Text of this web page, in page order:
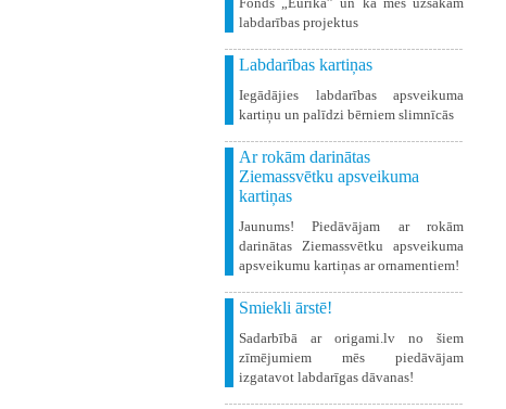
labdarības projektus
Labdarības kartiņas
Iegādājies labdarības apsveikuma
kartiņu un palīdzi bērniem slimnīcās
Ar rokām darinātas
Ziemassvētku apsveikuma
kartiņas
Jaunums! Piedāvājam ar rokām
darinātas Ziemassvētku apsveikuma
apsveikumu kartiņas ar ornamentiem!
Smiekli ārstē!
Sadarbībā ar origami.lv no šiem
zīmējumiem mēs piedāvājam
izgatavot labdarīgas dāvanas!